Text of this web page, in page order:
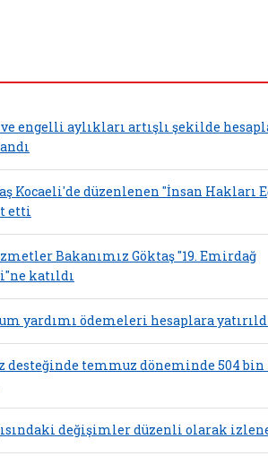
ve engelli aylıkları artışlı şekilde
Kocaeli'de düzenlenen "İnsan Hakları
etti
Bakanımız Göktaş "19. Emirdağ
katıldı
yardımı ödemeleri hesaplara
desteğinde temmuz döneminde 504
değişimler düzenli olarak